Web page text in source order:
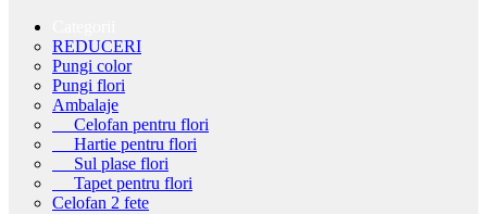
REDUCERI
Pungi color
Pungi flori
Ambalaje
Celofan pentru flori
Hartie pentru flori
Sul plase flori
Tapet pentru flori
Celofan 2 fete